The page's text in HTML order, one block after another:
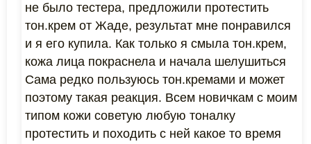
не было тестера, предложили протестить
тон.крем от Жаде, результат мне понравился
и я его купила. Как только я смыла тон.крем,
кожа лица покраснела и начала шелушиться
Сама редко пользуюсь тон.кремами и может
поэтому такая реакция. Всем новичкам с моим
типом кожи советую любую тоналку
протестить и походить с ней какое то время